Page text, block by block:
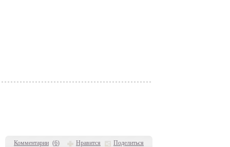
Комментарии (6) Нравится Поделиться